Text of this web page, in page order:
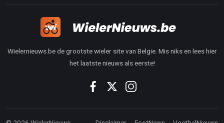
Wielernieuws.be de grootste wieler site van Belgie. Mis niks en lees hier
het laatste nieuws als eerste!